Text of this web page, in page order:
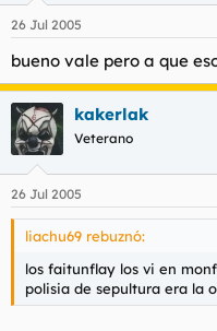
d
o
d
e
l
t
e
m
a
e
i
c
i
26 Jul 2005
bueno vale pero a que
kakerlak
Veterano
26 Jul 2005
liachu69 rebuznó:
los faitunflay los vi en
polisia de sepultura era la